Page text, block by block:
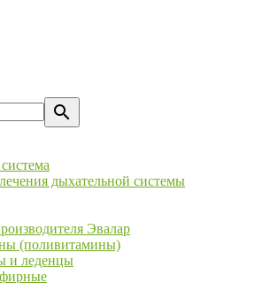
дыхательной системы
Эвалар
(поливитамины)
и леденцы